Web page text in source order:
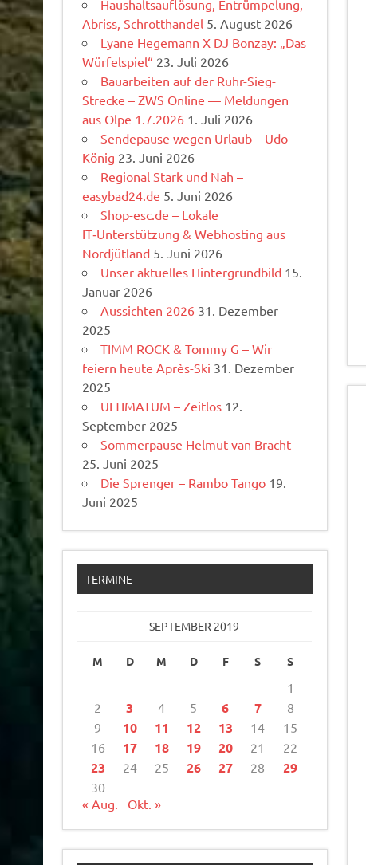
Haushaltsauflösung, Entrümpelung,
Abriss, Schrotthandel 5. August 2026
Lyane Hegemann X DJ Bonzay: „Das
Würfelspiel“ 23. Juli 2026
Bauarbeiten auf der Ruhr-Sieg-
Strecke – ZWS Online — Meldungen
aus Olpe 1.7.2026 1. Juli 2026
Sendepause wegen Urlaub – Udo
König 23. Juni 2026
Regional Stark und Nah –
easybad24.de 5. Juni 2026
Shop-esc.de – Lokale
IT‑Unterstützung & Webhosting aus
Nordjütland 5. Juni 2026
Unser aktuelles Hintergrundbild 15.
Januar 2026
Aussichten 2026 31. Dezember
2025
TIMM ROCK & Tommy G – Wir
feiern heute Après-Ski 31. Dezember
2025
ULTIMATUM – Zeitlos 12.
September 2025
Sommerpause Helmut van Bracht
25. Juni 2025
Die Sprenger – Rambo Tango 19.
Juni 2025
TERMINE
SEPTEMBER 2019
M D M D F S S
1
2
3 4 5 6 7
8
9
10 11 12 13 14
15
16
17 18 19 20 21 22
23 24 25 26 27 28 29
30
« Aug.
Okt. »